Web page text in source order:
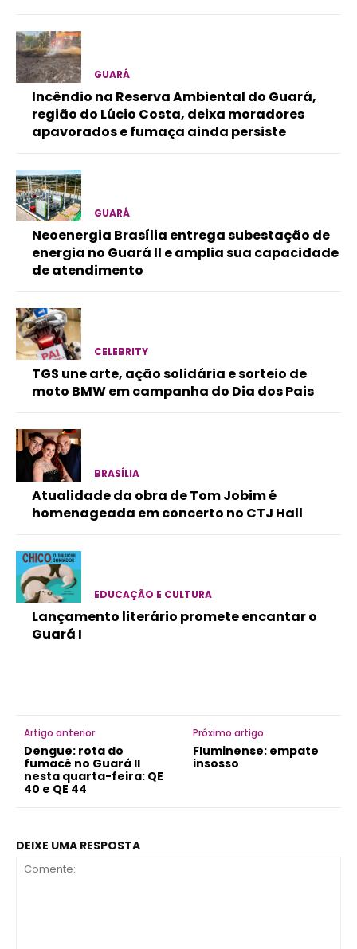
GUARÁ
Incêndio na Reserva Ambiental do Guará,
região do Lúcio Costa, deixa moradores
apavorados e fumaça ainda persiste
GUARÁ
Neoenergia Brasília entrega subestação de
energia no Guará II e amplia sua capacidade
de atendimento
CELEBRITY
TGS une arte, ação solidária e sorteio de
moto BMW em campanha do Dia dos Pais
BRASÍLIA
Atualidade da obra de Tom Jobim é
homenageada em concerto no CTJ Hall
EDUCAÇÃO E CULTURA
Lançamento literário promete encantar o
Guará I
Artigo anterior
Dengue: rota do
fumacê no Guará II
nesta quarta-feira: QE
40 e QE 44
Próximo artigo
Fluminense: empate
insosso
DEIXE UMA RESPOSTA